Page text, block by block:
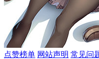
点赞榜单 网站声明 常见问